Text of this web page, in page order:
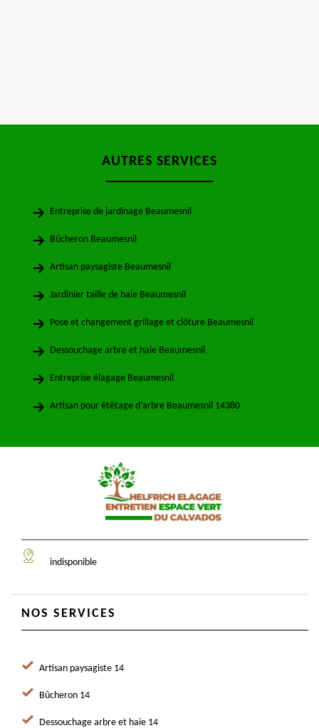
AUTRES SERVICES
Entreprise de jardinage Beaumesnil
Bûcheron Beaumesnil
Artisan paysagiste Beaumesnil
Jardinier taille de haie Beaumesnil
Pose et changement grillage et clôture Beaumesnil
Dessouchage arbre et haie Beaumesnil
Entreprise élagage Beaumesnil
Artisan pour étêtage d'arbre Beaumesnil 14380
indisponible
NOS SERVICES
Artisan paysagiste 14
Bûcheron 14
Dessouchage arbre et haie 14